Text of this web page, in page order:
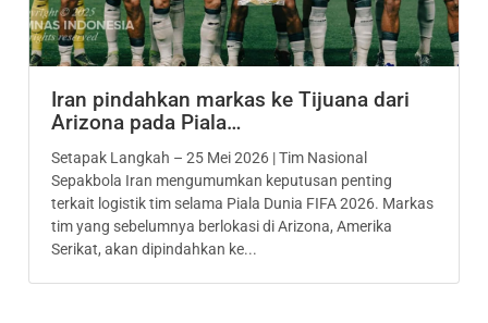
Iran pindahkan markas ke Tijuana dari
Arizona pada Piala…
Setapak Langkah – 25 Mei 2026 | Tim Nasional
Sepakbola Iran mengumumkan keputusan penting
terkait logistik tim selama Piala Dunia FIFA 2026. Markas
tim yang sebelumnya berlokasi di Arizona, Amerika
Serikat, akan dipindahkan ke...